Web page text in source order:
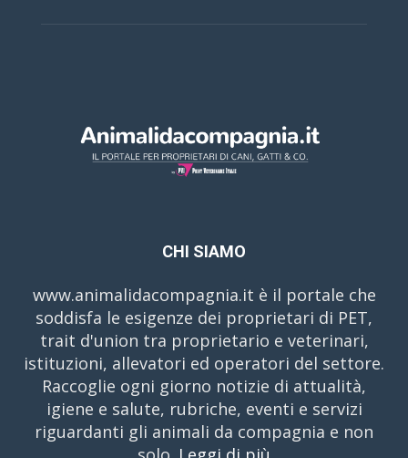
CHI SIAMO
www.animalidacompagnia.it è il portale che
soddisfa le esigenze dei proprietari di PET,
trait d'union tra proprietario e veterinari,
istituzioni, allevatori ed operatori del settore.
Raccoglie ogni giorno notizie di attualità,
igiene e salute, rubriche, eventi e servizi
riguardanti gli animali da compagnia e non